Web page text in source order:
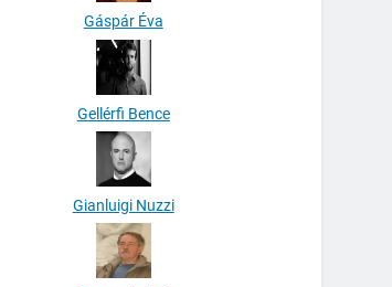
Gáspár Éva
Gellérfi Bence
Gianluigi Nuzzi